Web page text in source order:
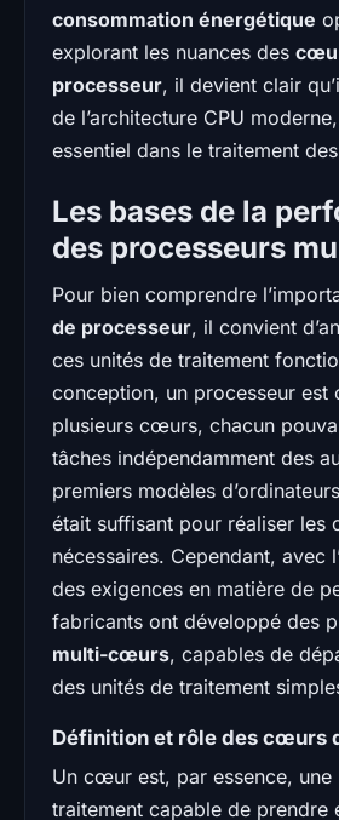
consommation énergétique
explorant les nuances des
processeur, il devient clair
de l’architecture CPU
essentiel dans le traitement
Les bases de la
des processeurs
Pour bien comprendre
de processeur, il convient
ces unités de traitement
conception, un processeur est
plusieurs cœurs, chacun
tâches indépendamment des
premiers modèles
était suffisant pour réaliser les
nécessaires. Cependant, avec
des exigences en matière de
fabricants ont développé des
multi-cœurs, capables de
des unités de traitement
Définition et rôle des cœurs
Un cœur est, par essence, une
traitement capable de prendre